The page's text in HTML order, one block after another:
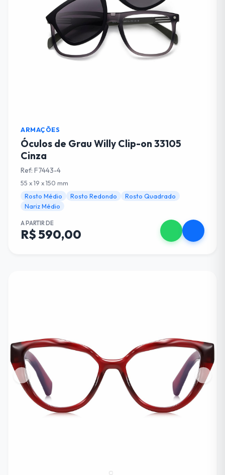
ARMAÇÕES
Óculos de Grau Willy Clip-on 33105
Cinza
Ref: F7443-4
55 x 19 x 150 mm
Rosto Médio
Rosto Redondo
Rosto Quadrado
Nariz Médio
A PARTIR DE
R$ 590,00